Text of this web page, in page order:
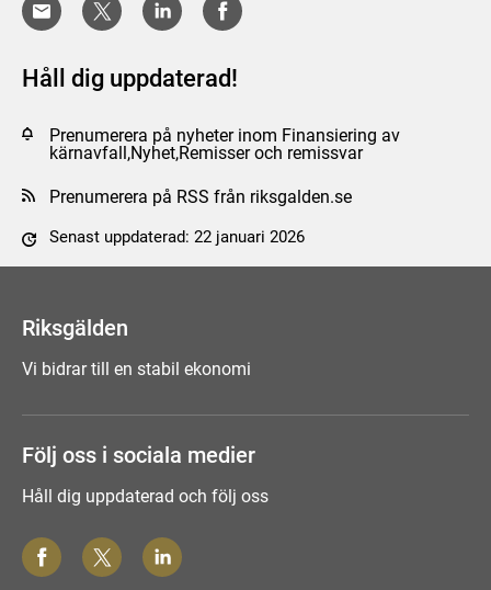
Håll dig uppdaterad!
Prenumerera på nyheter inom Finansiering av
kärnavfall,Nyhet,Remisser och remissvar
Prenumerera på RSS från riksgalden.se
Senast uppdaterad: 22 januari 2026
Riksgälden
Vi bidrar till en stabil ekonomi
Följ oss i sociala medier
Håll dig uppdaterad och följ oss